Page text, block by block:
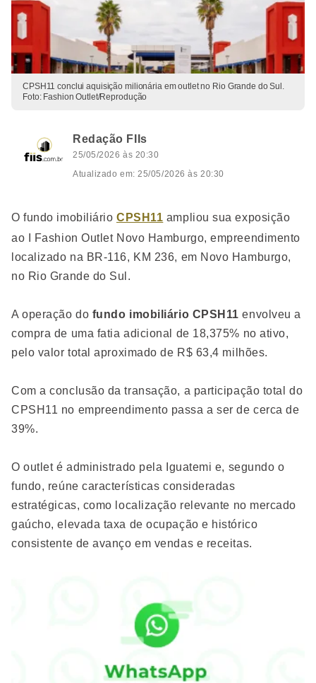
CPSH11 conclui aquisição milionária em outlet no Rio Grande do Sul.
Foto: Fashion Outlet/Reprodução
Redação FIIs
25/05/2026 às 20:30
Atualizado em: 25/05/2026 às 20:30
O fundo imobiliário CPSH11 ampliou sua exposição
ao I Fashion Outlet Novo Hamburgo, empreendimento
localizado na BR-116, KM 236, em Novo Hamburgo,
no Rio Grande do Sul.
A operação do fundo imobiliário CPSH11 envolveu a
compra de uma fatia adicional de 18,375% no ativo,
pelo valor total aproximado de R$ 63,4 milhões.
Com a conclusão da transação, a participação total do
CPSH11 no empreendimento passa a ser de cerca de
39%.
O outlet é administrado pela Iguatemi e, segundo o
fundo, reúne características consideradas
estratégicas, como localização relevante no mercado
gaúcho, elevada taxa de ocupação e histórico
consistente de avanço em vendas e receitas.